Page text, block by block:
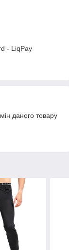
- LiqPay
даного товару